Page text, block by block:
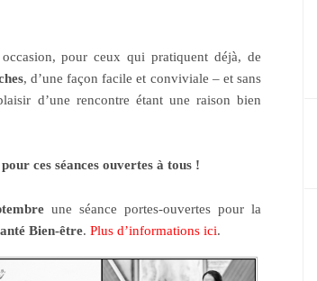
pour ceux qui pratiquent déjà, de
, d’une façon facile et conviviale – et sans
d’une rencontre étant une raison bien
ces séances ouvertes à tous !
une séance portes-ouvertes pour la
Bien-être. Plus d’informations ici.